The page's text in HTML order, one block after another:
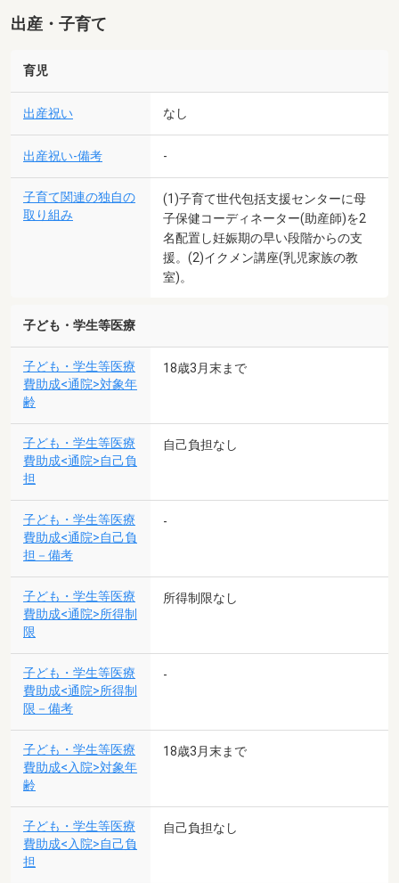
出産・子育て
育児
出産祝い なし
出産祝い-備考 -
子育て関連の独自の
取り組み
(1)子育て世代包括支援センターに母
子保健コーディネーター(助産師)を2
名配置し妊娠期の早い段階からの支
援。(2)イクメン講座(乳児家族の教
室)。
子ども・学生等医療
子ども・学生等医療
費助成<通院>対象年
齢
18歳3月末まで
子ども・学生等医療
費助成<通院>自己負
担
自己負担なし
子ども・学生等医療
費助成<通院>自己負
担－備考
-
子ども・学生等医療
費助成<通院>所得制
限
所得制限なし
子ども・学生等医療
費助成<通院>所得制
限－備考
-
子ども・学生等医療
費助成<入院>対象年
齢
18歳3月末まで
子ども・学生等医療
費助成<入院>自己負
担
自己負担なし